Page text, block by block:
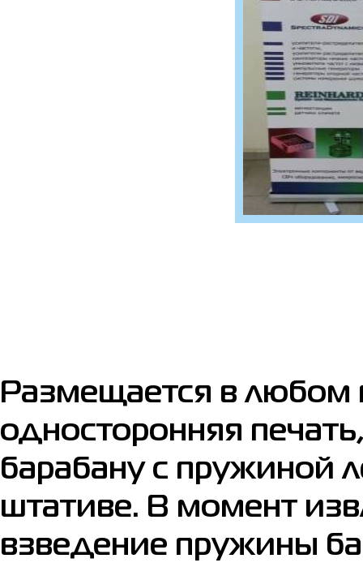
Размещается в любом
односторонняя
барабану с пружиной
штативе. В момент
взведение пружины